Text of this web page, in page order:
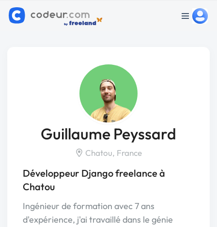
Guillaume Peyssard
Chatou, France
Développeur Django freelance à
Chatou
Ingénieur de formation avec 7 ans
d'expérience, j'ai travaillé dans le génie